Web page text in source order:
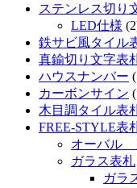
ステンレス切り
LED仕様
鉄サビ風タイル
真鍮切り文字表
ハウスナンバー
カーボンサイン
木目調タイル表
FREE-STYLE表
オーバル
ガラス表札
ガラ